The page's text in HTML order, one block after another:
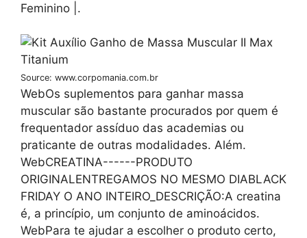
Feminino |.
Source: www.corpomania.com.br
WebOs suplementos para ganhar massa
muscular são bastante procurados por quem é
frequentador assíduo das academias ou
praticante de outras modalidades. Além.
WebCREATINA------PRODUTO
ORIGINALENTREGAMOS NO MESMO DIABLACK
FRIDAY O ANO INTEIRO_DESCRIÇÃO:A creatina
é, a princípio, um conjunto de aminoácidos.
WebPara te ajudar a escolher o produto certo,